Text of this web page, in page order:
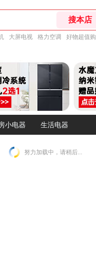
大屏电视 格力空调 好物超值购
小电器 生活电器
努力加载中，请稍后...